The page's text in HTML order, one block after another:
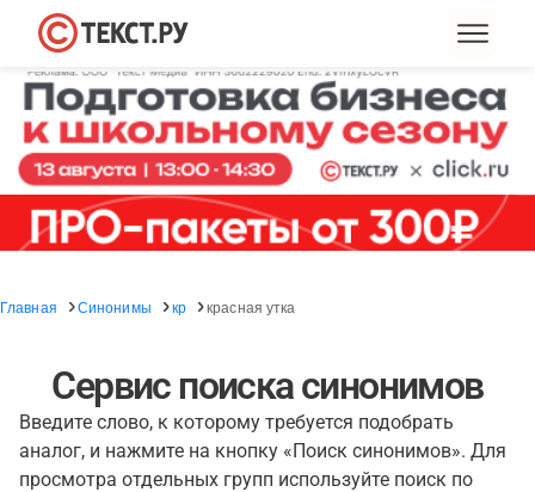
Главная Синонимы кр красная утка
Сервис поиска синонимов
Введите слово, к которому требуется подобрать
аналог, и нажмите на кнопку «Поиск синонимов». Для
просмотра отдельных групп используйте поиск по